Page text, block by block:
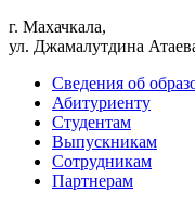
г. Махачкала,
ул. Джамалутдина
Сведения об
Абитуриенту
Студентам
Выпускникам
Сотрудникам
Партнерам